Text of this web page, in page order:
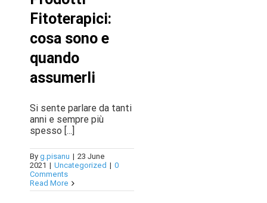
News
Contact Us
Fitoterapici:
cosa sono e
quando
assumerli
Si sente parlare da tanti
anni e sempre più
spesso [...]
By g.pisanu | 23 June
2021 | Uncategorized | 0
Comments
Read More